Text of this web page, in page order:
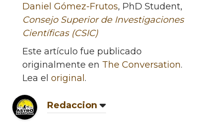
Daniel Gómez-Frutos, PhD Student,
Consejo Superior de Investigaciones
Científicas (CSIC)
Este artículo fue publicado
originalmente en The Conversation.
Lea el original.
Redaccion